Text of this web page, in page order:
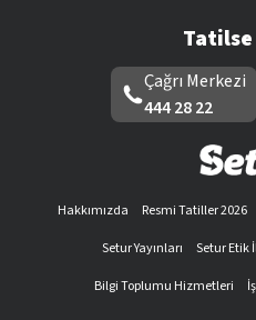
Çağrı Merkezi
444 28 22
Hakkımızda Resmi Tatiller 2026
Setur Yayınları
Setur Etik
Bilgi Toplumu Hizmetleri